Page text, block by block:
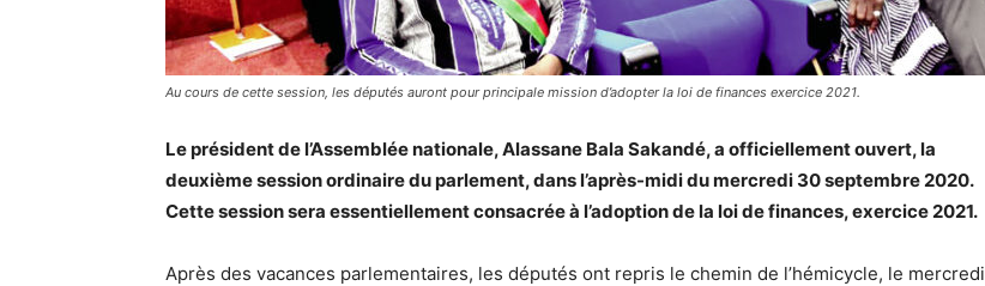
Au cours de cette session, les députés auront pour principale mission d’adopter la loi de finances exercice 2021.
Le président de l’Assemblée nationale, Alassane Bala Sakandé, a officiellement ouvert, la
deuxième session ordinaire du parlement, dans l’après-midi du mercredi 30 septembre 2020.
Cette session sera essentiellement consacrée à l’adoption de la loi de finances, exercice 2021.
Après des vacances parlementaires, les députés ont repris le chemin de l’hémicycle, le mercredi